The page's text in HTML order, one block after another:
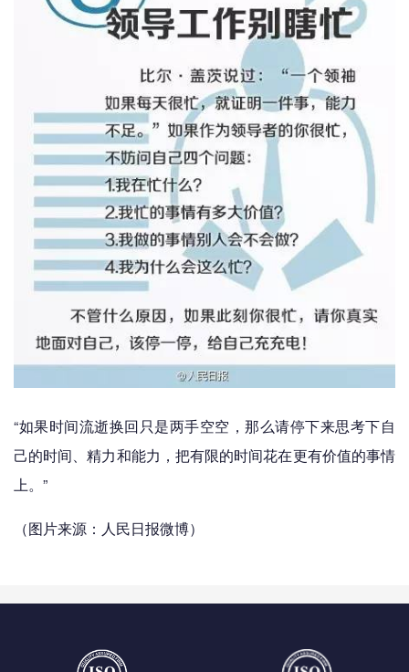
“如果时间流逝换回只是两手空空，那么请停下来思考下自
己的时间、精力和能力，把有限的时间花在更有价值的事情
上。”
（图片来源：人民日报微博）